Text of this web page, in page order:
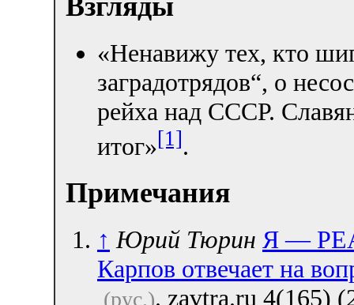
«Ненавижу тех, кто
заградотрядов“, о
рейха над СССР.
итог»[1].
Примечания
↑ Юрий Тюрин Я —
Карпов отвечает на
(рус.). zavtra.ru 4(165)